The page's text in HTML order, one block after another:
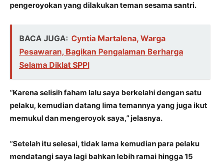
pengeroyokan yang dilakukan teman sesama santri.
BACA JUGA: Cyntia Martalena, Warga
Pesawaran, Bagikan Pengalaman Berharga
Selama Diklat SPPI
“Karena selisih faham lalu saya berkelahi dengan satu
pelaku, kemudian datang lima temannya yang juga ikut
memukul dan mengeroyok saya,” jelasnya.
“Setelah itu selesai, tidak lama kemudian para pelaku
mendatangi saya lagi bahkan lebih ramai hingga 15